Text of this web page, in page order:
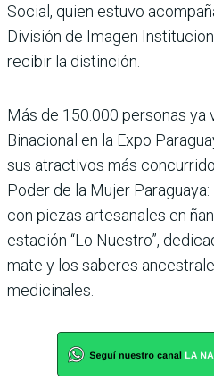
Social, quien estuvo
División de Imagen
recibir la distinción.
Más de 150.000 personas ya
Binacional en la Expo
sus atractivos más
Poder de la Mujer Paraguaya:
con piezas artesanales en
estación “Lo Nuestro”,
mate y los saberes
medicinales.